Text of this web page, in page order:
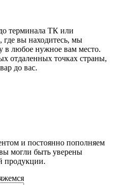
терминала ТК или
где вы находитесь, мы
в любое нужное вам место.
отдаленных точках страны,
до вас.
и постоянно пополняем
могли быть уверены
продукции.